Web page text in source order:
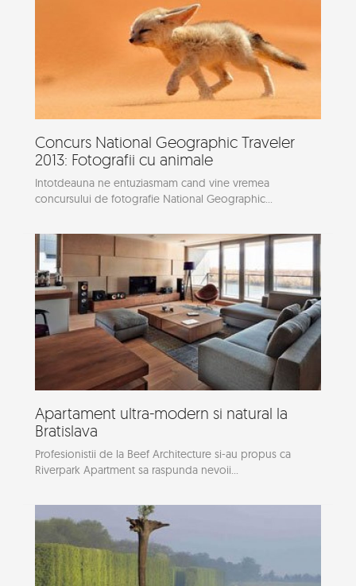
Concurs National Geographic Traveler
2013: Fotografii cu animale
Intotdeauna ne entuziasmam cand vine vremea
concursului de fotografie National Geographic...
Apartament ultra-modern si natural la
Bratislava
Profesionistii de la Beef Architecture si-au propus ca
Riverpark Apartment sa raspunda nevoii...